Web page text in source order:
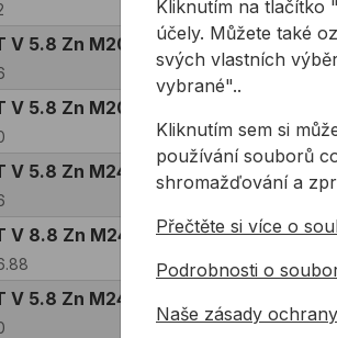
V 5.8 Zn M20x260mm
260
V 5.8 Zn M20x300mm
300
V 5.8 Zn M24x260mm
260
V 8.8 Zn M24x260mm
V 5.8 Zn M24x300mm
300
Kliknutím na tlačítko
účely. Můžete také
svých vlastních
vybrané"..
Kliknutím sem si
používání souborů
shromažďování a
Přečtěte si více o
Podrobnosti o
Naše zásady